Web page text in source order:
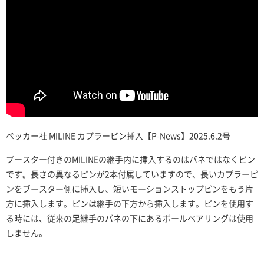
ベッカー社 MILINE カプラーピン挿入【P-News】2025.6.2号
ブースター付きのMILINEの継手内に挿入するのはバネではなくピン
です。長さの異なるピンが2本付属していますので、長いカプラーピ
ンをブースター側に挿入し、短いモーションストップピンをもう片
方に挿入します。ピンは継手の下方から挿入します。ピンを使用す
る時には、従来の足継手のバネの下にあるボールベアリングは使用
しません。